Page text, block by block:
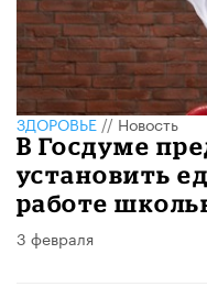
ЗДОРОВЬЕ//Новость
В Госдуме
установить
работе
3 февраля